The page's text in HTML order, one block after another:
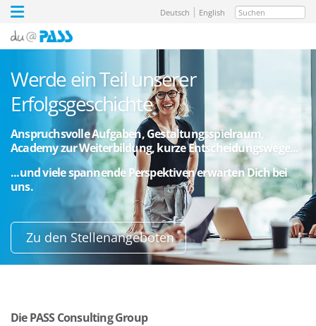
Suchen
Deutsch English
Werde ein Teil unserer
Erfolgsgeschichte
Anspruchsvolle Aufgaben, Gestaltungsspielraum,
Academy zur Weiterbildung, kurze Entscheidungswege...
...und viele spannende Perspektiven erwarten Dich bei
uns.
Zu den Stellenangeboten
Die PASS Consulting Group